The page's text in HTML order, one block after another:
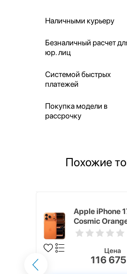
Наличными курьеру
Безналичный расчет
юр. лиц
Системой быстрых
платежей
Покупка модели в
рассрочку
Похожие
Apple iPhone
Cosmic
Цена
116